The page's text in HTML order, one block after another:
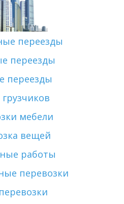
переезды
переезды
переезды
грузчиков
мебели
вещей
работы
перевозки